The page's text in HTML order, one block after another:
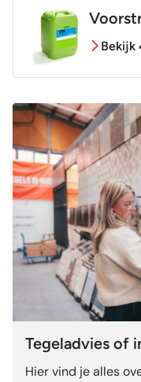
Bekijk
Tegeladvies of
Hier vind je alles